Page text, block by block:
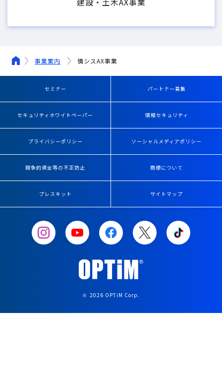
建設・土木AX事業
事業案内 情シスAX事業
セミナー パートナー募集
セキュリティホワイトペーパー 情報セキュリティ
プライバシーポリシー ソーシャルメディアポリシー
競争的資金等の不正防止 商標について
プレスキット サイトマップ
© 2026 OPTiM Corp.